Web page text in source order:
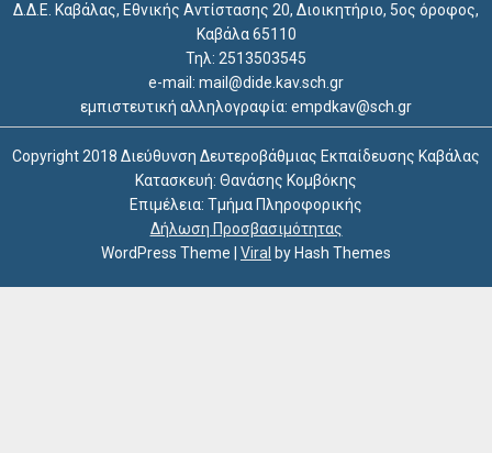
Δ.Δ.Ε. Καβάλας, Εθνικής Αντίστασης 20, Διοικητήριο, 5ος όροφος,
Καβάλα 65110
Τηλ: 2513503545
e-mail: mail@dide.kav.sch.gr
εμπιστευτική αλληλογραφία: empdkav@sch.gr
Copyright 2018 Διεύθυνση Δευτεροβάθμιας Εκπαίδευσης Καβάλας
Κατασκευή: Θανάσης Κομβόκης
Επιμέλεια: Τμήμα Πληροφορικής
Δήλωση Προσβασιμότητας
WordPress Theme
Viral by Hash Themes